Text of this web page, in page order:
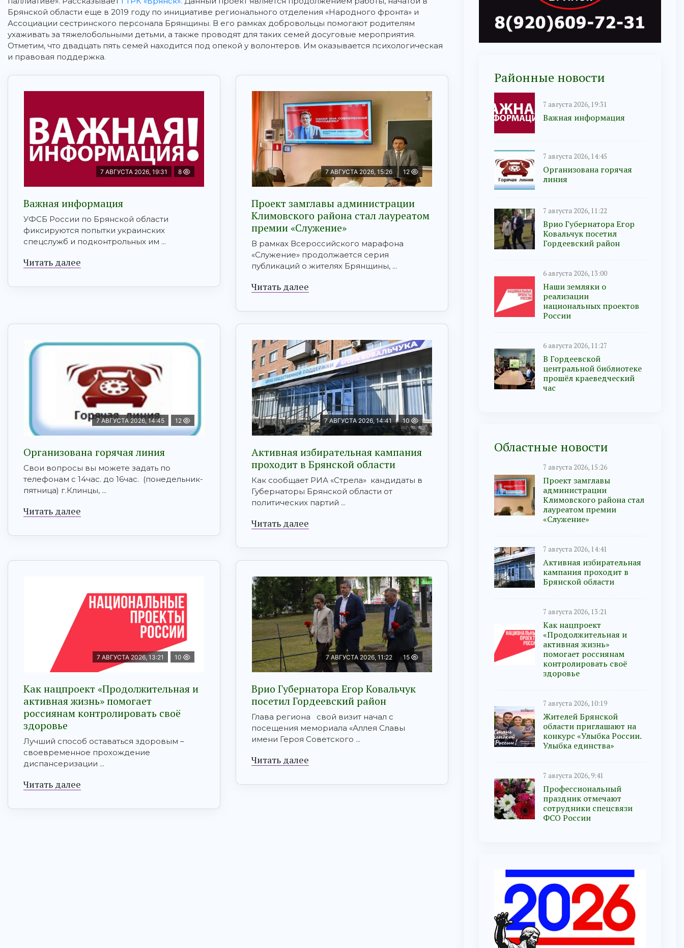
Брянской области еще в 2019 году по инициативе регионального отделения «Народного фронта» и
Ассоциации сестринского персонала Брянщины. В его рамках добровольцы помогают родителям
ухаживать за тяжелобольными детьми, а также проводят для таких семей досуговые мероприятия.
Отметим, что двадцать пять семей находится под опекой у волонтеров. Им оказывается психологическая
и правовая поддержка.
7 АВГУСТА 2026, 19:31 8
Важная информация
УФСБ России по Брянской области
фиксируются попытки украинских
спецслужб и подконтрольных им ...
Читать далее
7 АВГУСТА 2026, 15:26 12
Проект замглавы администрации
Климовского района стал лауреатом
премии «Служение»
В рамках Всероссийского марафона
«Служение» продолжается серия
публикаций о жителях Брянщины, ...
Читать далее
7 АВГУСТА 2026, 14:45 12
Организована горячая линия
Свои вопросы вы можете задать по
телефонам с 14час. до 16час. (понедельник-
пятница) г.Клинцы, ...
Читать далее
7 АВГУСТА 2026, 14:41 10
Активная избирательная кампания
проходит в Брянской области
Как сообщает РИА «Стрела» кандидаты в
Губернаторы Брянской области от
политических партий ...
Читать далее
7 АВГУСТА 2026, 13:21 10
Как нацпроект «Продолжительная и
активная жизнь» помогает
россиянам контролировать своё
здоровье
Лучший способ оставаться здоровым –
своевременное прохождение
диспансеризации ...
Читать далее
7 АВГУСТА 2026, 11:22 15
Врио Губернатора Егор Ковальчук
посетил Гордеевский район
Глава региона свой визит начал с
посещения мемориала «Аллея Славы
имени Героя Советского ...
Читать далее
Районные новости
7 августа 2026, 19:31
Важная информация
7 августа 2026, 14:45
Организована горячая
линия
7 августа 2026, 11:22
Врио Губернатора Егор
Ковальчук посетил
Гордеевский район
6 августа 2026, 13:00
Наши земляки о
реализации
национальных проектов
России
6 августа 2026, 11:27
В Гордеевской
центральной библиотеке
прошёл краеведческий
час
Областные новости
7 августа 2026, 15:26
Проект замглавы
администрации
Климовского района стал
лауреатом премии
«Служение»
7 августа 2026, 14:41
Активная избирательная
кампания проходит в
Брянской области
7 августа 2026, 13:21
Как нацпроект
«Продолжительная и
активная жизнь»
помогает россиянам
контролировать своё
здоровье
7 августа 2026, 10:19
Жителей Брянской
области приглашают на
конкурс «Улыбка России.
Улыбка единства»
7 августа 2026, 9:41
Профессиональный
праздник отмечают
сотрудники спецсвязи
ФСО России